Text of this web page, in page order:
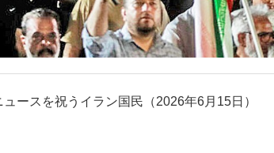
ースを祝うイラン国民（2026年6月15日）